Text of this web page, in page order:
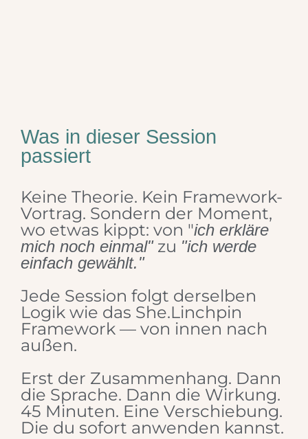
Was in dieser Session
passiert
Keine Theorie. Kein Framework-
Vortrag. Sondern der Moment,
wo etwas kippt: von "ich erkläre
mich noch einmal"zu "ich werde
einfach gewählt."
Jede Session folgt derselben
Logik wie das She.Linchpin
Framework — von innen nach
außen.
Erst der Zusammenhang. Dann
die Sprache. Dann die Wirkung.
45 Minuten. Eine Verschiebung.
Die du sofort anwenden kannst.